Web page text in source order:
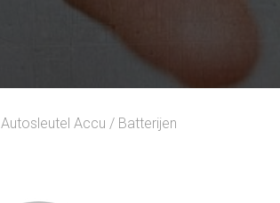
Autosleutel Accu / Batterijen